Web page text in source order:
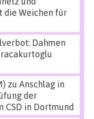
die Weichen für
Dahmen
zu Anschlag in
der
CSD in Dortmund